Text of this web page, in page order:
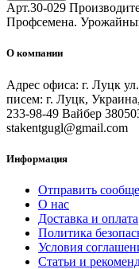
Арт.30-029
Профсемена.
О компании
Адрес офиса: г. Луцк
писем: г. Луцк,
233-98-49 Вайбер
stakentgugl@gmail.com
Информация
Отправить
О нас
Доставка и оплата
Политика
Условия
Статьи и